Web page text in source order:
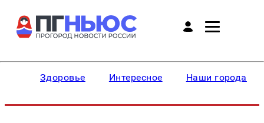
Здоровье Интересное Наши города